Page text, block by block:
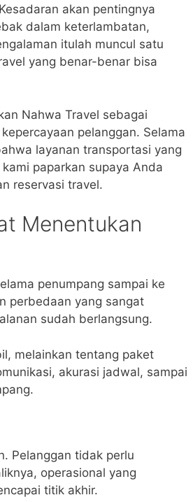
akan pentingnya
dalam keterlambatan,
itulah muncul satu
yang benar-benar bisa
Nahwa Travel sebagai
pelanggan. Selama
layanan transportasi yang
paparkan supaya Anda
reservasi travel.
Menentukan
penumpang sampai ke
perbedaan yang sangat
sudah berlangsung.
melainkan tentang paket
akurasi jadwal, sampai
Pelanggan tidak perlu
operasional yang
titik akhir.